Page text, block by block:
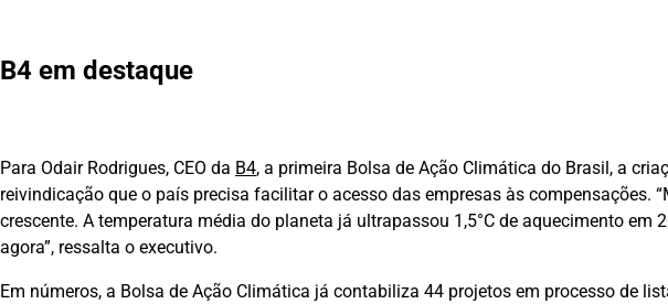
B4 em destaque
Para Odair Rodrigues, CEO da B4, a primeira Bolsa de Ação Climática do Brasil, a
reivindicação que o país precisa facilitar o acesso das empresas às compensações.
crescente. A temperatura média do planeta já ultrapassou 1,5°C de aquecimento em
agora”, ressalta o executivo.
Em números, a Bolsa de Ação Climática já contabiliza 44 projetos em processo de